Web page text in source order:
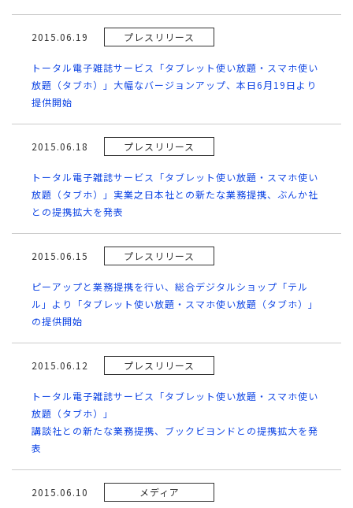
2015.06.19 プレスリリース
トータル電子雑誌サービス「タブレット使い放題・スマホ使い
放題（タブホ）」大幅なバージョンアップ、本日6月19日より
提供開始
2015.06.18 プレスリリース
トータル電子雑誌サービス「タブレット使い放題・スマホ使い
放題（タブホ）」実業之日本社との新たな業務提携、ぶんか社
との提携拡大を発表
2015.06.15 プレスリリース
ピーアップと業務提携を行い、総合デジタルショップ「テル
ル」より「タブレット使い放題・スマホ使い放題（タブホ）」
の提供開始
2015.06.12 プレスリリース
トータル電子雑誌サービス「タブレット使い放題・スマホ使い
放題（タブホ）」
講談社との新たな業務提携、ブックビヨンドとの提携拡大を発
表
2015.06.10 メディア